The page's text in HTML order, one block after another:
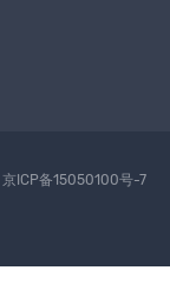
京ICP备15050100号-7